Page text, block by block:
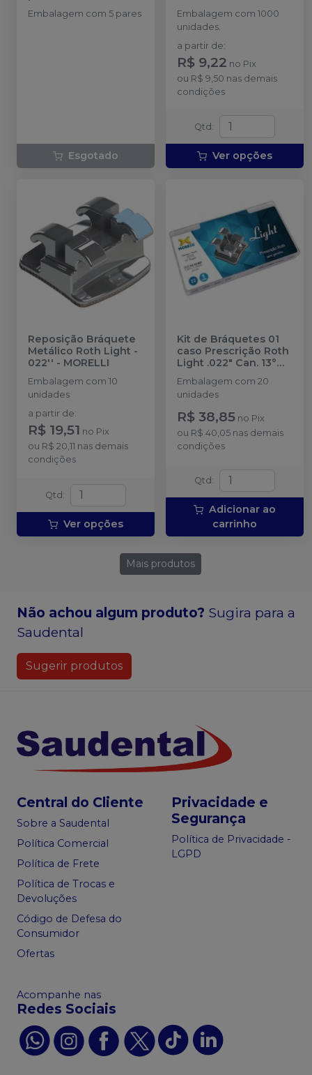
Embalagem com 5 pares
Esgotado
Embalagem com 1000
unidades.
a partir de:
R$ 9,22 no Pix
ou R$ 9,50 nas demais
condições
Qtd :
Ver opções
Reposição Bráquete
Metálico Roth Light -
022'' - MORELLI
Embalagem com 10
unidades
a partir de:
R$ 19,51 no Pix
ou R$ 20,11 nas demais
condições
Qtd :
Ver opções
Kit de Bráquetes 01
caso Prescrição Roth
Light .022" Can. 13°
Ang. - 10.10.907
MORELLI
Embalagem com 20
unidades
R$ 38,85 no Pix
ou R$ 40,05 nas demais
condições
Qtd :
Adicionar ao
carrinho
Mais produtos
Não achou algum produto? Sugira para a
Saudental
Sugerir produtos
Central do Cliente
Sobre a Saudental
Política Comercial
Política de Frete
Política de Trocas e
Devoluções
Código de Defesa do
Consumidor
Ofertas
Privacidade e
Segurança
Política de Privacidade -
LGPD
Acompanhe nas
Redes Sociais